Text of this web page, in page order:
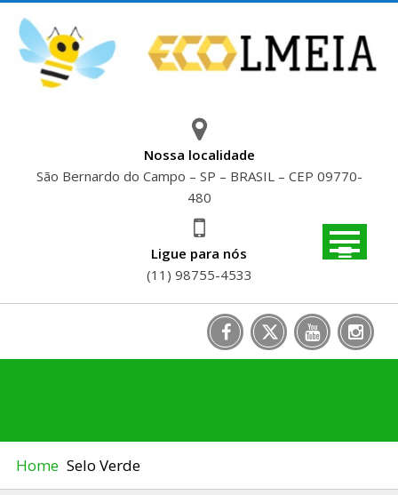
content
Nossa localidade
São Bernardo do Campo – SP – BRASIL – CEP 09770-
480
Ligue para nós
(11) 98755-4533
Home Selo Verde